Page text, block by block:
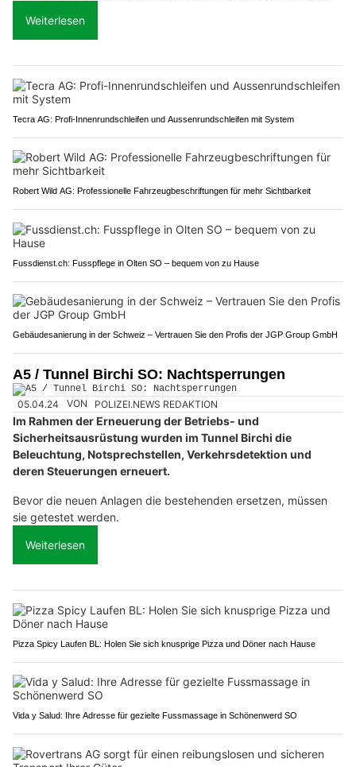
Weiterlesen
Tecra AG: Profi-Innenrundschleifen und Aussenrundschleifen mit System
Robert Wild AG: Professionelle Fahrzeugbeschriftungen für mehr Sichtbarkeit
Fussdienst.ch: Fusspflege in Olten SO – bequem von zu Hause
Gebäudesanierung in der Schweiz – Vertrauen Sie den Profis der JGP Group GmbH
A5 / Tunnel Birchi SO: Nachtsperrungen
05.04.24 VON POLIZEI.NEWS REDAKTION
Im Rahmen der Erneuerung der Betriebs- und
Sicherheitsausrüstung wurden im Tunnel Birchi die
Beleuchtung, Notsprechstellen, Verkehrsdetektion und
deren Steuerungen erneuert.
Bevor die neuen Anlagen die bestehenden ersetzen, müssen
sie getestet werden.
Weiterlesen
Pizza Spicy Laufen BL: Holen Sie sich knusprige Pizza und Döner nach Hause
Vida y Salud: Ihre Adresse für gezielte Fussmassage in Schönenwerd SO